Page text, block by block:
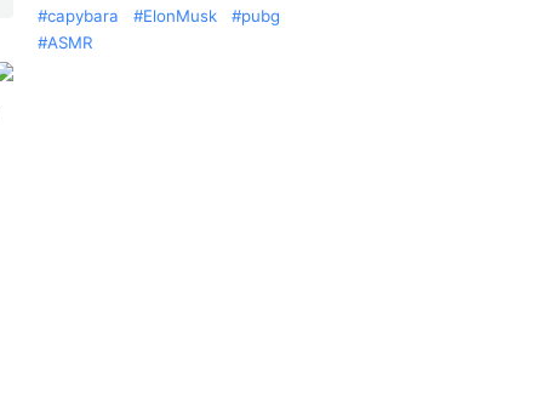
capybara
ElonMusk
pubg
ASMR